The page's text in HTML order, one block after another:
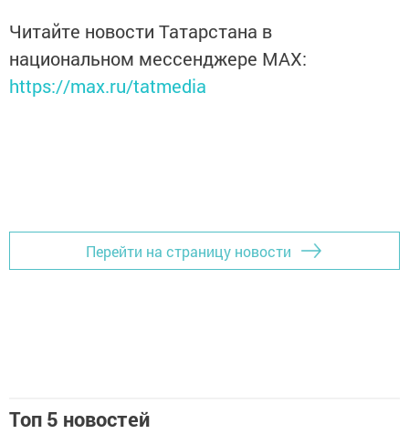
Читайте новости Татарстана в
национальном мессенджере MАХ:
https://max.ru/tatmedia
Перейти на страницу новости
Топ 5 новостей